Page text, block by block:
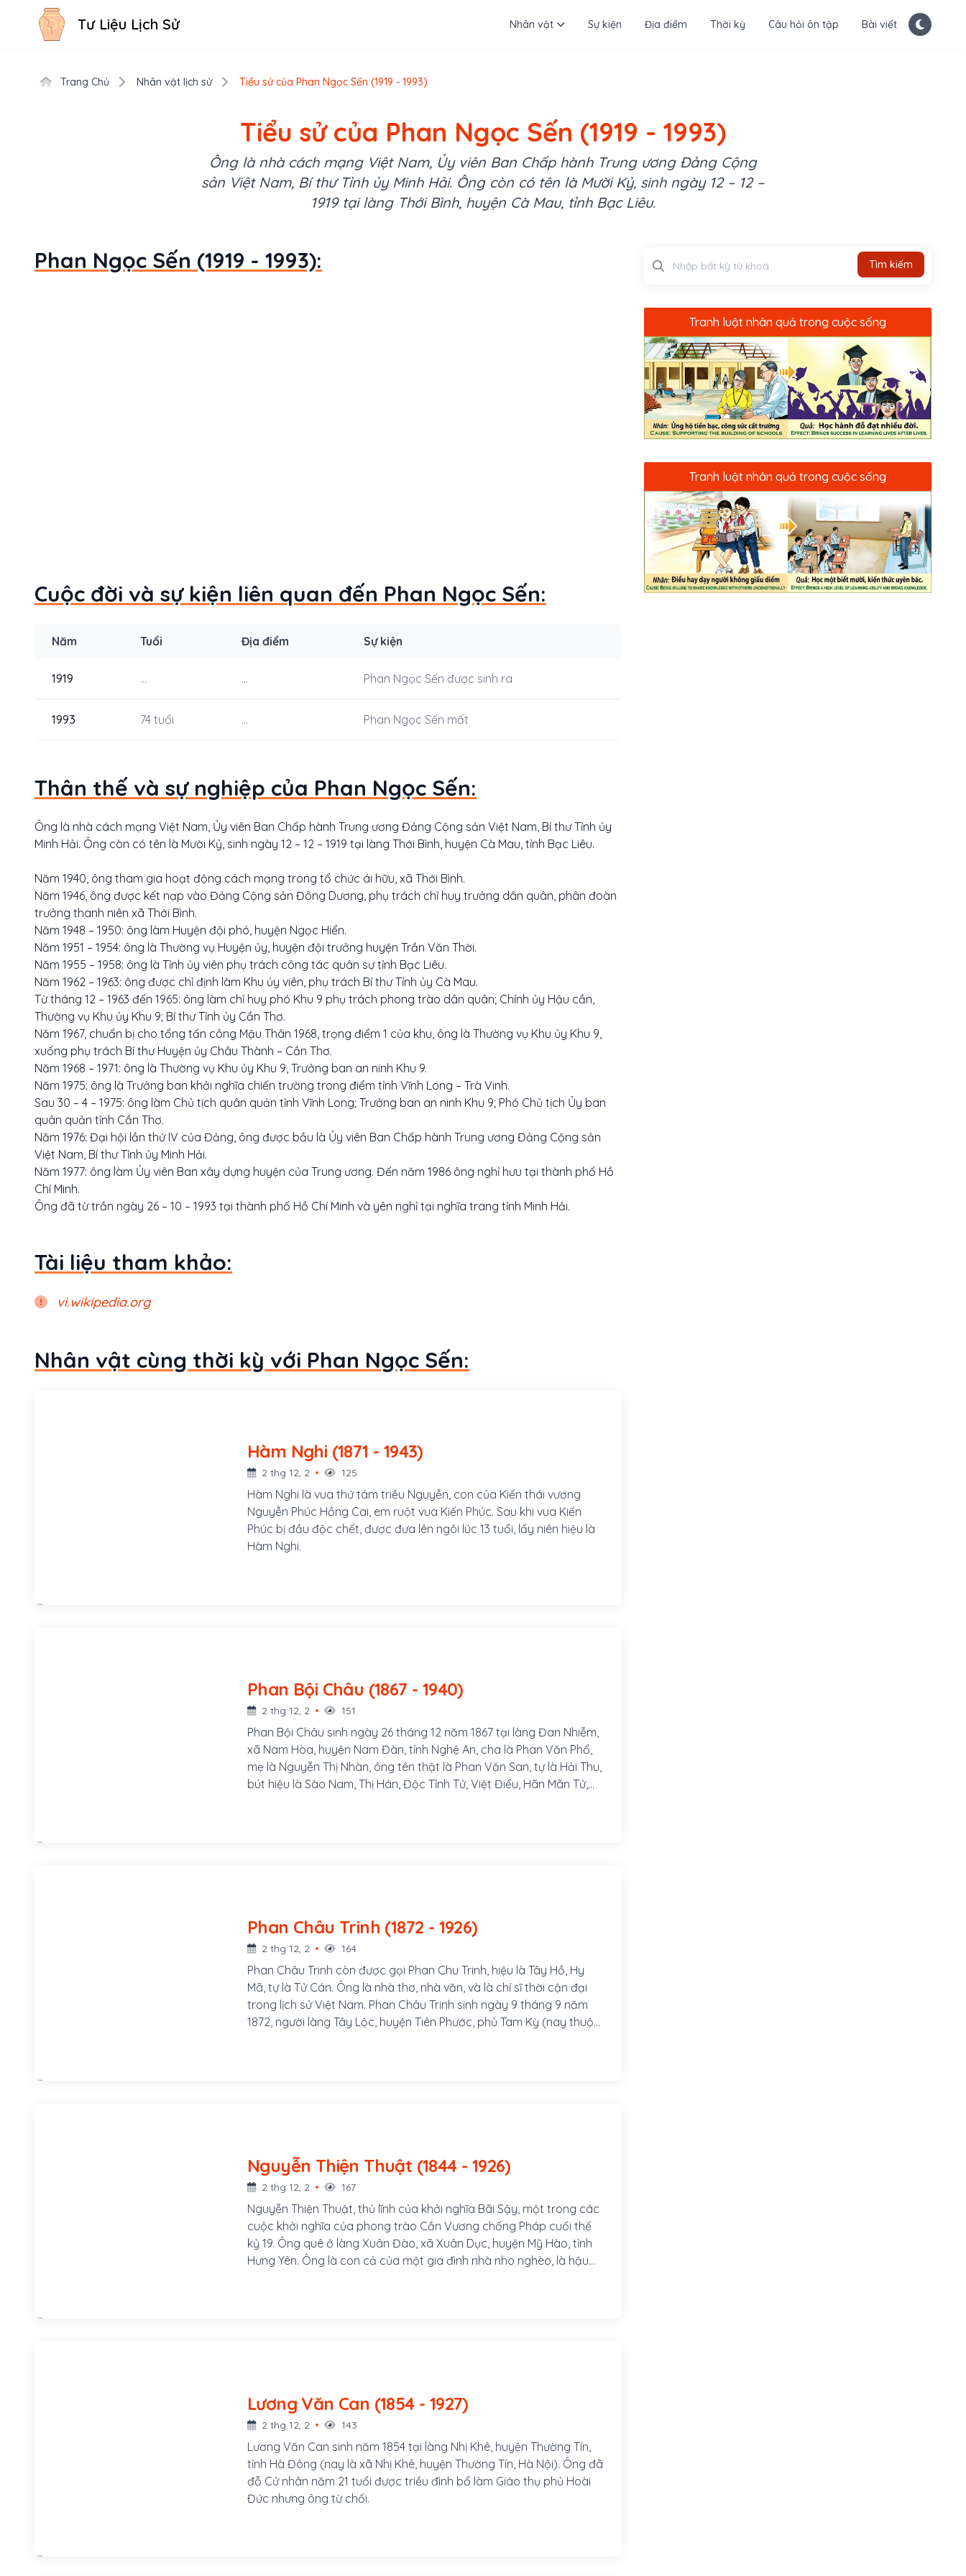
Tư Liệu Lịch Sử Nhân vật Sự kiện Địa điểm Thời kỳ Câu hỏi ôn tập Bài viết
Trang Chủ Nhân vật lịch sử Tiểu sử của Phan Ngọc Sến (1919 - 1993)
Tiểu sử của Phan Ngọc Sến (1919 - 1993)
Ông là nhà cách mạng Việt Nam, Ủy viên Ban Chấp hành Trung ương Đảng Cộng
sản Việt Nam, Bí thư Tỉnh ủy Minh Hải. Ông còn có tên là Mười Kỷ, sinh ngày 12 – 12 –
1919 tại làng Thới Bình, huyện Cà Mau, tỉnh Bạc Liêu.
Phan Ngọc Sến (1919 - 1993):
Cuộc đời và sự kiện liên quan đến Phan Ngọc Sến:
Năm Tuổi Địa điểm Sự kiện
1919 ... ... Phan Ngọc Sến được sinh ra
1993 74 tuổi ... Phan Ngọc Sến mất
Thân thế và sự nghiệp của Phan Ngọc Sến:
Ông là nhà cách mạng Việt Nam, Ủy viên Ban Chấp hành Trung ương Đảng Cộng sản Việt Nam, Bí thư Tỉnh ủy
Minh Hải. Ông còn có tên là Mười Kỷ, sinh ngày 12 – 12 – 1919 tại làng Thới Bình, huyện Cà Mau, tỉnh Bạc Liêu.
Năm 1940, ông tham gia hoạt động cách mạng trong tổ chức ái hữu, xã Thới Bình.
Năm 1946, ông được kết nạp vào Đảng Cộng sản Đông Dương, phụ trách chỉ huy trưởng dân quân, phân đoàn
trưởng thanh niên xã Thới Bình.
Năm 1948 – 1950: ông làm Huyện đội phó, huyện Ngọc Hiển.
Năm 1951 – 1954: ông là Thường vụ Huyện ủy, huyện đội trưởng huyện Trần Văn Thời.
Năm 1955 – 1958: ông là Tỉnh ủy viên phụ trách công tác quân sự tỉnh Bạc Liêu.
Năm 1962 – 1963: ông được chỉ định làm Khu ủy viên, phụ trách Bí thư Tỉnh ủy Cà Mau.
Từ tháng 12 – 1963 đến 1965: ông làm chỉ huy phó Khu 9 phụ trách phong trào dân quân; Chính ủy Hậu cần,
Thường vụ Khu ủy Khu 9; Bí thư Tỉnh ủy Cần Thơ.
Năm 1967, chuẩn bị cho tổng tấn công Mậu Thân 1968, trọng điểm 1 của khu, ông là Thường vụ Khu ủy Khu 9,
xuống phụ trách Bí thư Huyện ủy Châu Thành – Cần Thơ.
Năm 1968 – 1971: ông là Thường vụ Khu ủy Khu 9, Trưởng ban an ninh Khu 9.
Năm 1975: ông là Trưởng ban khởi nghĩa chiến trường trong điểm tỉnh Vĩnh Long – Trà Vinh.
Sau 30 – 4 – 1975: ông làm Chủ tịch quân quản tỉnh Vĩnh Long; Trưởng ban an ninh Khu 9; Phó Chủ tịch Ủy ban
quân quản tỉnh Cần Thơ.
Năm 1976: Đại hội lần thứ IV của Đảng, ông được bầu là Ủy viên Ban Chấp hành Trung ương Đảng Cộng sản
Việt Nam, Bí thư Tỉnh ủy Minh Hải.
Năm 1977: ông làm Ủy viên Ban xây dựng huyện của Trung ương. Đến năm 1986 ông nghỉ hưu tại thành phố Hồ
Chí Minh.
Ông đã từ trần ngày 26 – 10 – 1993 tại thành phố Hồ Chí Minh và yên nghỉ tại nghĩa trang tỉnh Minh Hải.
Tài liệu tham khảo:
vi.wikipedia.org
Nhân vật cùng thời kỳ với Phan Ngọc Sến:
Hàm Nghi (1871 - 1943)
2 thg 12, 2 125
Hàm Nghi là vua thứ tám triều Nguyễn, con của Kiến thái vương
Nguyễn Phúc Hồng Cai, em ruột vua Kiến Phúc. Sau khi vua Kiến
Phúc bị đầu độc chết, được đưa lên ngôi lúc 13 tuổi, lấy niên hiệu là
Hàm Nghi.
Phan Bội Châu (1867 - 1940)
2 thg 12, 2 151
Phan Bội Châu sinh ngày 26 tháng 12 năm 1867 tại làng Đan Nhiễm,
xã Nam Hòa, huyện Nam Đàn, tỉnh Nghệ An, cha là Phan Văn Phổ,
mẹ là Nguyễn Thị Nhàn, ông tên thật là Phan Văn San, tự là Hải Thu,
bút hiệu là Sào Nam, Thị Hán, Độc Tỉnh Tử, Việt Điểu, Hãn Mãn Tử,
Phan Châu Trinh (1872 - 1926)
2 thg 12, 2 164
Phan Châu Trinh còn được gọi Phan Chu Trinh, hiệu là Tây Hồ, Hy
Mã, tự là Tử Cán. Ông là nhà thơ, nhà văn, và là chí sĩ thời cận đại
trong lịch sử Việt Nam. Phan Châu Trinh sinh ngày 9 tháng 9 năm
1872, người làng Tây Lộc, huyện Tiên Phước, phủ Tam Kỳ (nay thuộc
Nguyễn Thiện Thuật (1844 - 1926)
2 thg 12, 2 167
Nguyễn Thiện Thuật, thủ lĩnh của khởi nghĩa Bãi Sậy, một trong các
cuộc khởi nghĩa của phong trào Cần Vương chống Pháp cuối thế
kỷ 19. Ông quê ở làng Xuân Đào, xã Xuân Dục, huyện Mỹ Hào, tỉnh
Hưng Yên. Ông là con cả của một gia đình nhà nho nghèo, là hậu
Lương Văn Can (1854 - 1927)
2 thg 12, 2 143
Lương Văn Can sinh năm 1854 tại làng Nhị Khê, huyện Thường Tín,
tỉnh Hà Đông (nay là xã Nhị Khê, huyện Thường Tín, Hà Nội). Ông đã
đỗ Cử nhân năm 21 tuổi được triều đình bổ làm Giáo thụ phủ Hoài
Đức nhưng ông từ chối.
Tìm kiếm
Tranh luật nhân quả trong cuộc sống
Tranh luật nhân quả trong cuộc sống